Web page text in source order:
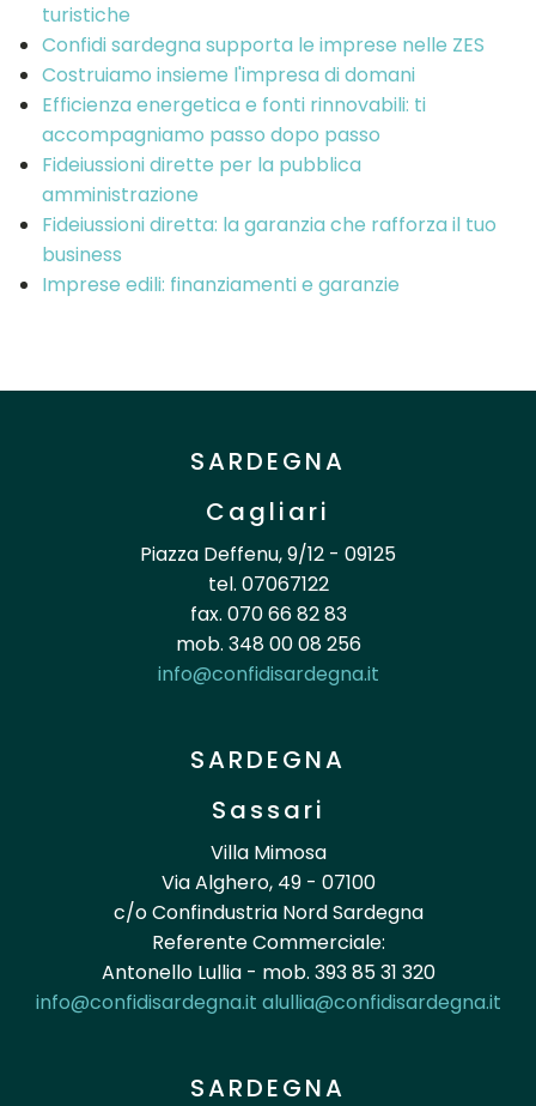
turistiche
Confidi sardegna supporta le imprese nelle ZES
Costruiamo insieme l'impresa di domani
Efficienza energetica e fonti rinnovabili: ti
accompagniamo passo dopo passo
Fideiussioni dirette per la pubblica
amministrazione
Fideiussioni diretta: la garanzia che rafforza il tuo
business
Imprese edili: finanziamenti e garanzie
SARDEGNA
Cagliari
Piazza Deffenu, 9/12 - 09125
tel. 07067122
fax. 070 66 82 83
mob. 348 00 08 256
info@confidisardegna.it
SARDEGNA
Sassari
Villa Mimosa
Via Alghero, 49 - 07100
c/o Confindustria Nord Sardegna
Referente Commerciale:
Antonello Lullia - mob. 393 85 31 320
info@confidisardegna.it alullia@confidisardegna.it
SARDEGNA